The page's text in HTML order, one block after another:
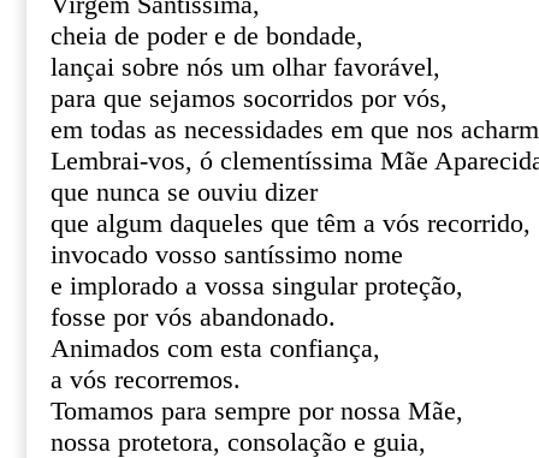
cheia de poder e de bondade,
lançai sobre nós um olhar favorável,
para que sejamos socorridos por vós,
em todas as necessidades em que nos
Lembrai-vos, ó clementíssima Mãe
que nunca se ouviu dizer
que algum daqueles que têm a vós recorrido,
invocado vosso santíssimo nome
e implorado a vossa singular proteção,
fosse por vós abandonado.
Animados com esta confiança,
a vós recorremos.
Tomamos para sempre por nossa Mãe,
nossa protetora, consolação e guia,